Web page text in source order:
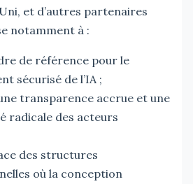
et d’autres partenaires
notamment à :
de référence pour le
sécurisé de l’IA ;
transparence accrue et une
radicale des acteurs
des structures
où la conception